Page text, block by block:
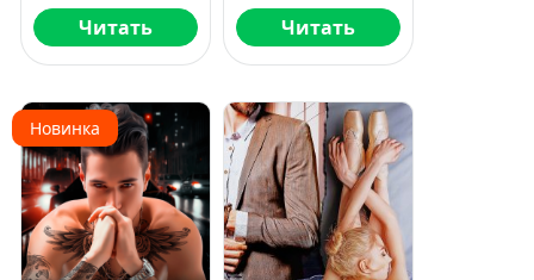
Читать
Читать
Новинка